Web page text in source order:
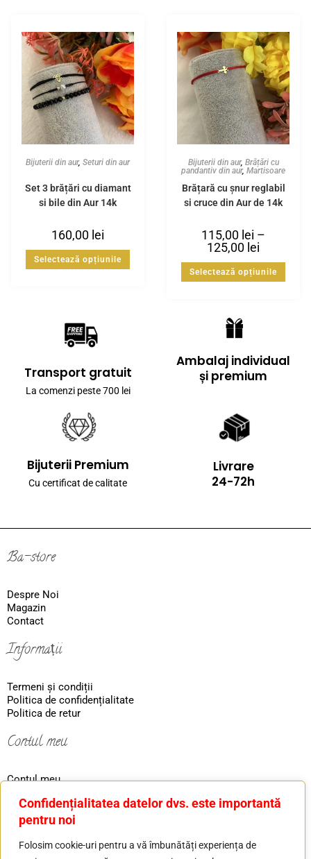
Confidențialitatea datelor dvs. este importantă
pentru noi
Folosim cookie-uri pentru a vă îmbunătăți experiența de
Bijuterii din aur, Seturi din aur
Set 3 brățări cu diamant
și bile din Aur 14k
160,00 lei
Selectează opțiunile
Bijuterii din aur, Brățări cu
pandantiv din aur, Martisoare
Brățară cu șnur reglabil
si cruce din Aur de 14k
115,00 lei –
125,00 lei
Selectează opțiunile
Transport gratuit
La comenzi peste 700 lei
Ambalaj individual
și premium
Bijuterii Premium
Cu certificat de calitate
Livrare
24-72h
Ba-store
Despre Noi
Magazin
Contact
Informații
Termeni și condiții
Politica de confidențialitate
Politica de retur
Contul meu
Contul meu
Ordin
Contact